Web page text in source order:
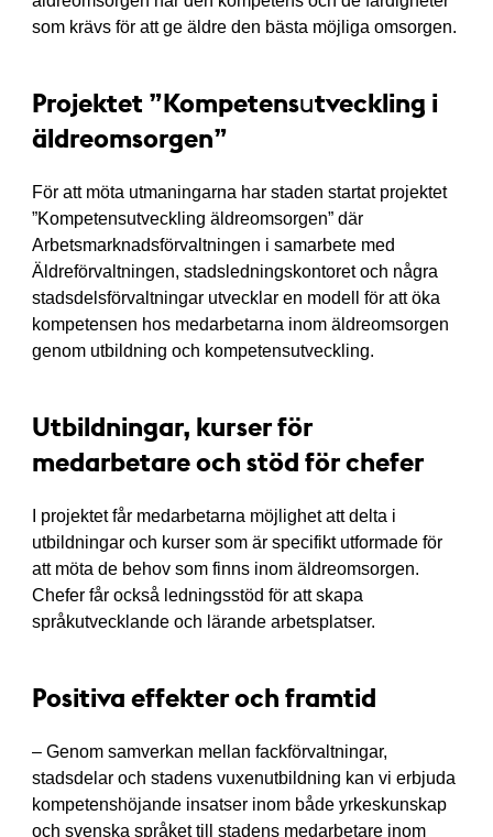
som krävs för att ge äldre den bästa möjliga omsorgen.
Projektet ”Kompetensutveckling i
äldreomsorgen”
För att möta utmaningarna har staden startat projektet
”Kompetensutveckling äldreomsorgen” där
Arbetsmarknadsförvaltningen i samarbete med
Äldreförvaltningen, stadsledningskontoret och några
stadsdelsförvaltningar utvecklar en modell för att öka
kompetensen hos medarbetarna inom äldreomsorgen
genom utbildning och kompetensutveckling.
Utbildningar, kurser för
medarbetare och stöd för chefer
I projektet får medarbetarna möjlighet att delta i
utbildningar och kurser som är specifikt utformade för
att möta de behov som finns inom äldreomsorgen.
Chefer får också ledningsstöd för att skapa
språkutvecklande och lärande arbetsplatser.
Positiva effekter och framtid
– Genom samverkan mellan fackförvaltningar,
stadsdelar och stadens vuxenutbildning kan vi erbjuda
kompetenshöjande insatser inom både yrkeskunskap
och svenska språket till stadens medarbetare inom